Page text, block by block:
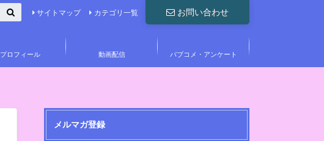
お問い合わせ
サイトマップ カテゴリ一覧
プロフィール 動画配信 パブコメ・アンケート
メルマガ登録